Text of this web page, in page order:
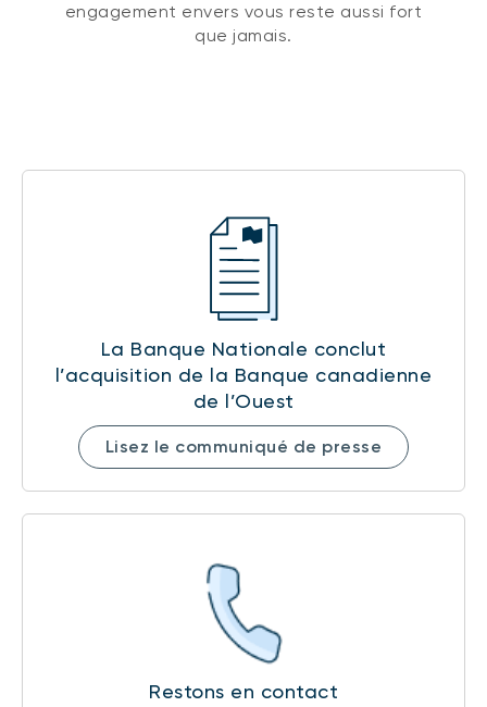
engagement envers vous reste aussi fort
que jamais.
La Banque Nationale conclut
l’acquisition de la Banque canadienne
de l’Ouest
Lisez le communiqué de presse
Restons en contact